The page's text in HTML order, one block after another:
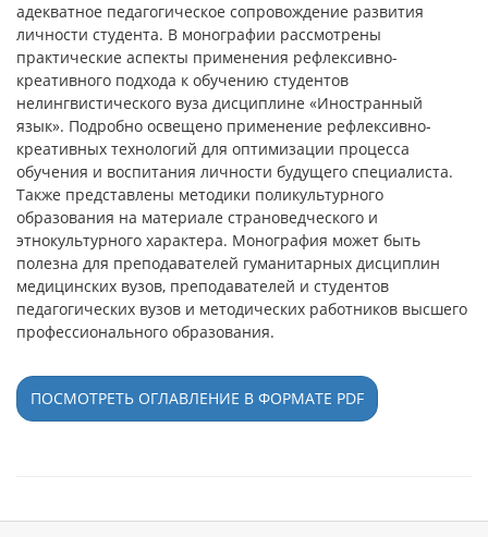
адекватное педагогическое сопровождение развития
личности студента. В монографии рассмотрены
практические аспекты применения рефлексивно-
креативного подхода к обучению студентов
нелингвистического вуза дисциплине «Иностранный
язык». Подробно освещено применение рефлексивно-
креативных технологий для оптимизации процесса
обучения и воспитания личности будущего специалиста.
Также представлены методики поликультурного
образования на материале страноведческого и
этнокультурного характера. Монография может быть
полезна для преподавателей гуманитарных дисциплин
медицинских вузов, преподавателей и студентов
педагогических вузов и методических работников высшего
профессионального образования.
ПОСМОТРЕТЬ ОГЛАВЛЕНИЕ В ФОРМАТЕ PDF